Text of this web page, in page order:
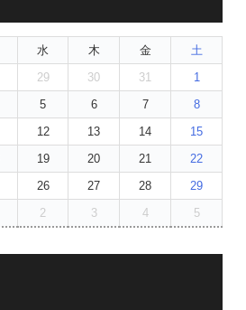
水 木 金
土
29 30 31
1
5 6 7
8
12 13 14
15
19 20 21
22
26 27 28
29
2 3 4 5